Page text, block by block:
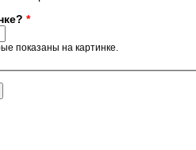
*
показаны на картинке.